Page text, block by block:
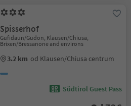
Spisserhof
Gufidaun/Gudon, Klausen/Chiusa,
Brixen/Bressanone and environs
3.2 km od Klausen/Chiusa centrum
Südtirol Guest Pass